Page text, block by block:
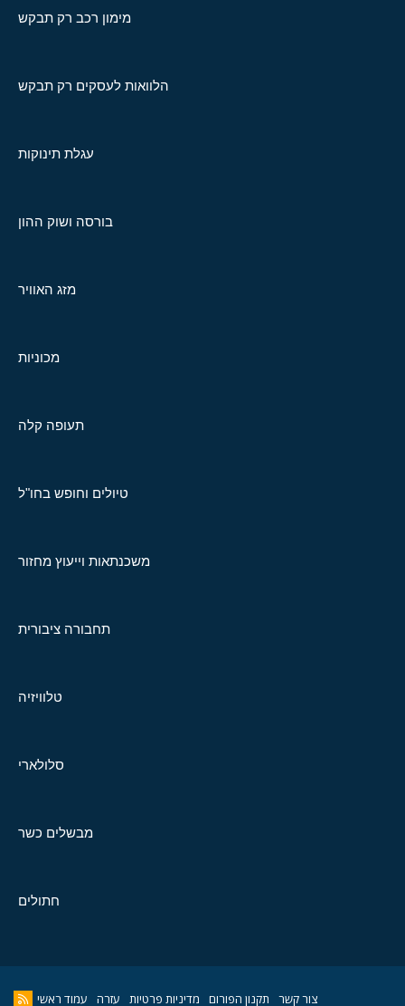
מימון רכב רק תבקש
הלוואות לעסקים רק תבקש
עגלת תינוקות
בורסה ושוק ההון
מזג האוויר
מכוניות
תעופה קלה
טיולים וחופש בחו"ל
משכנתאות וייעוץ מחזור
תחבורה ציבורית
טלוויזיה
סלולארי
מבשלים כשר
חתולים
צור קשר תקנון הפורום מדיניות פרטיות עזרה עמוד ראשי